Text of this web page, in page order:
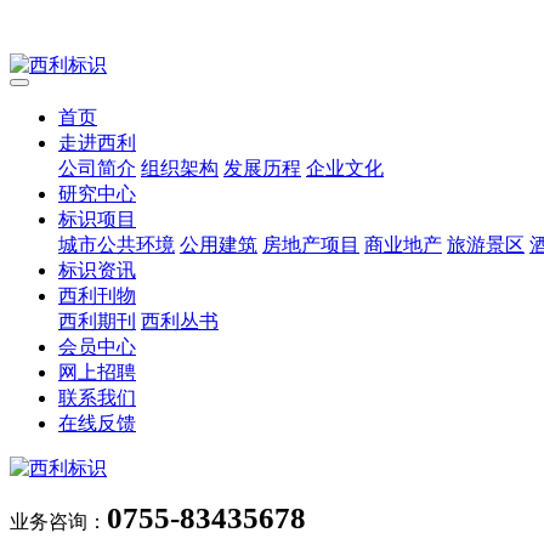
首页
走进西利
公司简介 组织架构 发展历程 企业文化
研究中心
标识项目
城市公共环境 公用建筑 房地产项目 商业地产 旅游景区
标识资讯
西利刊物
西利期刊 西利丛书
会员中心
网上招聘
联系我们
在线反馈
业务咨询： 0755-83435678